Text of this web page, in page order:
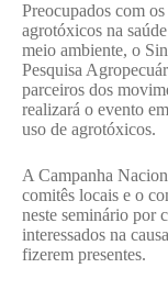
Preocupados com
agrotóxicos na
meio ambiente, o
Pesquisa
parceiros dos
realizará o evento
uso de agrotóxicos.
A Campanha
comitês locais e o
neste seminário por
interessados na
fizerem presentes.